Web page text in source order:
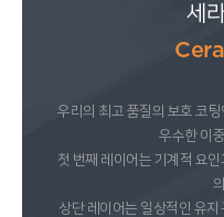
세
우리의 최고 품질의 보호 코
우수한 이
첫 번째 레이어는 기계적 요
상단 레이어는 일상적인 유지